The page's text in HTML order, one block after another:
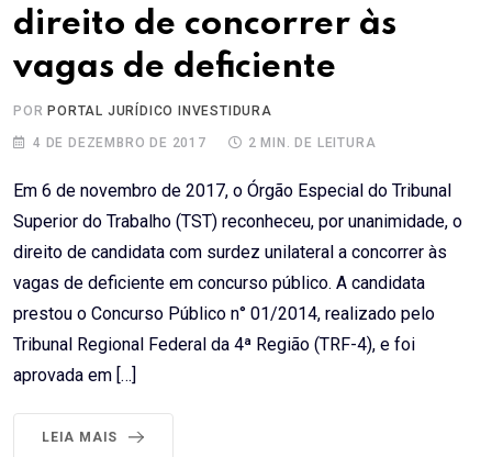
direito de concorrer às
vagas de deficiente
POR PORTAL JURÍDICO INVESTIDURA
4 DE DEZEMBRO DE 2017 2 MIN. DE LEITURA
Em 6 de novembro de 2017, o Órgão Especial do Tribunal
Superior do Trabalho (TST) reconheceu, por unanimidade, o
direito de candidata com surdez unilateral a concorrer às
vagas de deficiente em concurso público. A candidata
prestou o Concurso Público n° 01/2014, realizado pelo
Tribunal Regional Federal da 4ª Região (TRF-4), e foi
aprovada em […]
LEIA MAIS